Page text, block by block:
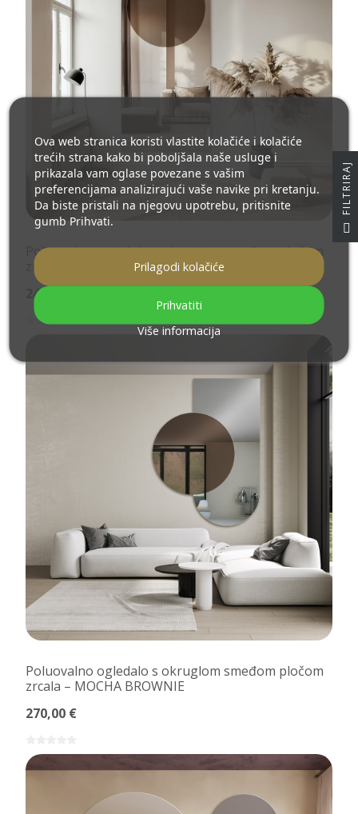
Poluovalno ogledalo s okruglom smeđom pločom
zrcala – MOCHA CHOCO
240,00 €
Poluovalno ogledalo s okruglom smeđom pločom
zrcala – MOCHA BROWNIE
270,00 €
Ova web stranica koristi vlastite kolačiće i kolačiće
trećih strana kako bi poboljšala naše usluge i
prikazala vam oglase povezane s vašim
preferencijama analizirajući vaše navike pri kretanju.
Da biste pristali na njegovu upotrebu, pritisnite
gumb Prihvati.
Više informacija
Prilagodi kolačiće
Prihvatiti
J